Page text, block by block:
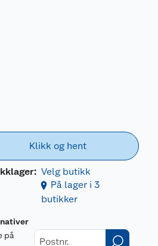
Klikk og hent
Velg butikk
På lager i 3
butikker
på